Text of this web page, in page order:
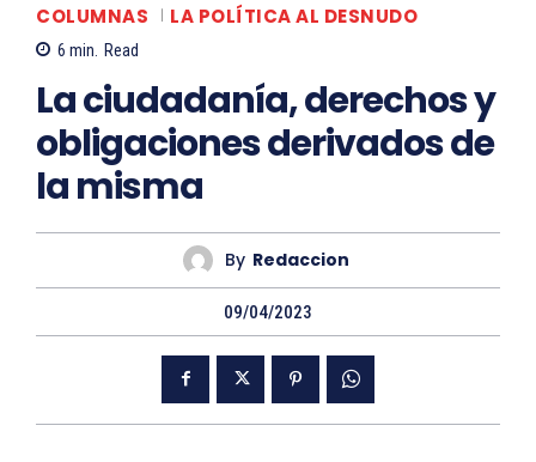
COLUMNAS LA POLÍTICA AL DESNUDO
6 min. Read
La ciudadanía, derechos y
obligaciones derivados de
la misma
By Redaccion
09/04/2023